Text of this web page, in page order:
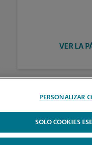
VER LA
PERSONALIZAR
SOLO COOKIES